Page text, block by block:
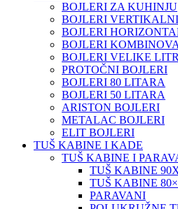
BOJLERI ZA KUHINJU
BOJLERI VERTIKALNI
BOJLERI
BOJLERI
BOJLERI VELIKE
PROTOČNI BOJLERI
BOJLERI 80 LITARA
BOJLERI 50 LITARA
ARISTON BOJLERI
METALAC BOJLERI
ELIT BOJLERI
TUŠ KABINE I KADE
TUŠ KABINE I
TUŠ KABINE
TUŠ KABINE
PARAVANI